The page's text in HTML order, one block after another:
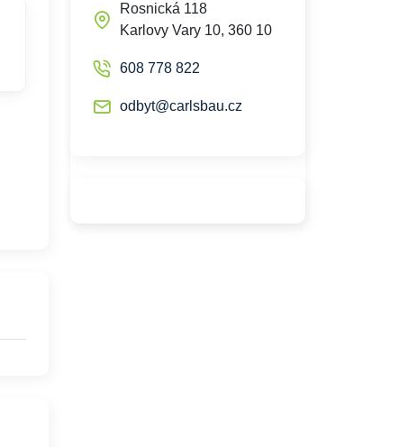
Rosnická 118
Karlovy Vary 10, 360 10
608 778 822
odbyt@carlsbau.cz